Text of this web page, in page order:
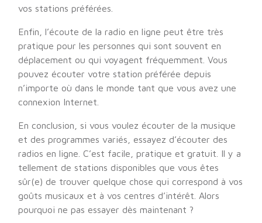
vos stations préférées.
Enfin, l’écoute de la radio en ligne peut être très
pratique pour les personnes qui sont souvent en
déplacement ou qui voyagent fréquemment. Vous
pouvez écouter votre station préférée depuis
n’importe où dans le monde tant que vous avez une
connexion Internet.
En conclusion, si vous voulez écouter de la musique
et des programmes variés, essayez d’écouter des
radios en ligne. C’est facile, pratique et gratuit. Il y a
tellement de stations disponibles que vous êtes
sûr(e) de trouver quelque chose qui correspond à vos
goûts musicaux et à vos centres d’intérêt. Alors
pourquoi ne pas essayer dès maintenant ?